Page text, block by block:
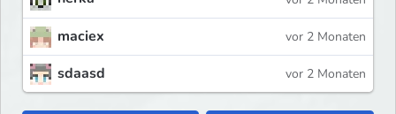
maciex vor 2 Monaten
sdaasd vor 2 Monaten